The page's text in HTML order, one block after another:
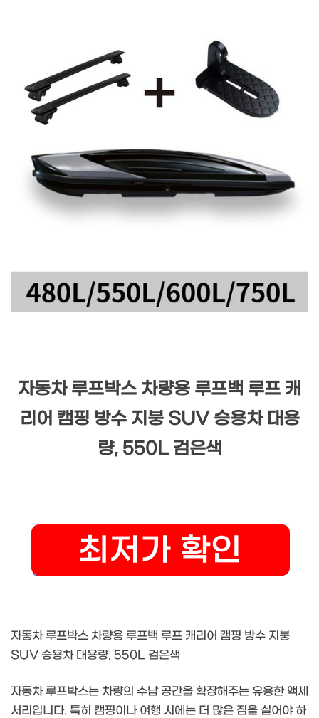
자동차 루프박스 차량용 루프백 루프 캐
리어 캠핑 방수 지붕 SUV 승용차 대용
량, 550L 검은색
자동차 루프박스 차량용 루프백 루프 캐리어 캠핑 방수 지붕
SUV 승용차 대용량, 550L 검은색
자동차 루프박스는 차량의 수납 공간을 확장해주는 유용한 액세
서리입니다. 특히 캠핑이나 여행 시에는 더 많은 짐을 실어야 하